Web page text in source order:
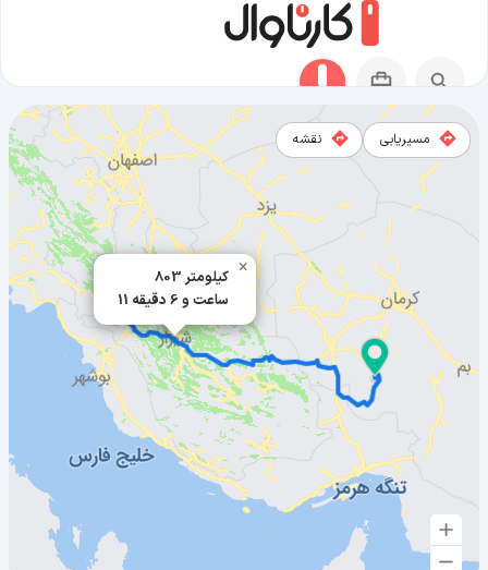
803 کیلومتر
11 ساعت و 6 دقیقه
×
مسیریابی نقشه
مسیر باشت به بافت